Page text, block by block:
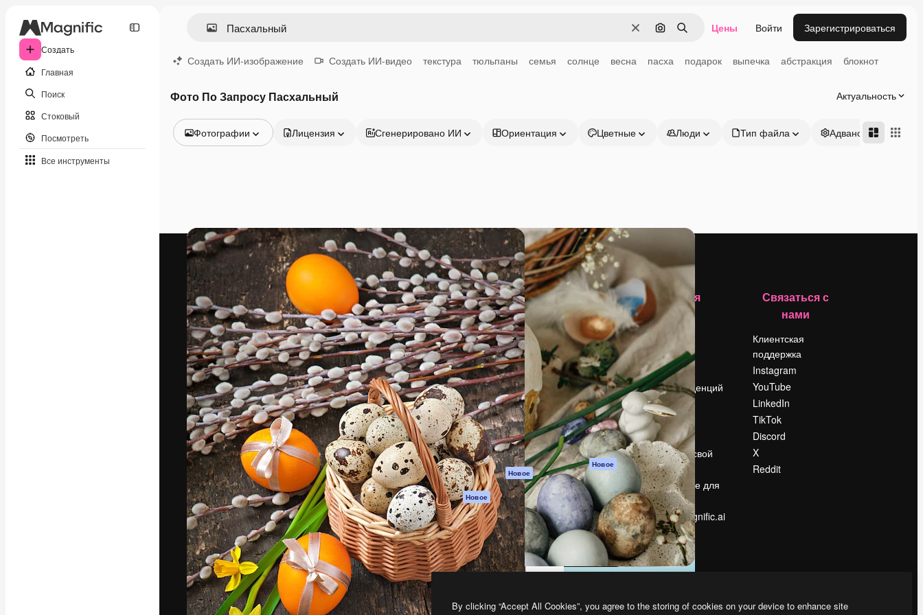
Создать
Главная
Поиск
Стоковый
Посмотреть
Все инструменты
ОчиститьПоиск по изображению
Поиск Цены Войти Зарегистрироваться
Создать ИИ-изображение Создать ИИ-видео текстура тюльпаны семья солнце весна пасха подарок выпечка абстракция блокнот
Фото По Запросу Пасхальный Актуальность
Фотографии
Видео
Видеоролик
Моушн-дизайн
Видеошаблоны
Иконки
3D-модели
Шрифты
Лицензия Сгенерировано ИИ Ориентация Цветные Люди Тип файла Адвансд
Креативная платформа для создания
ваших лучших работ. Более 1 миллиона
подписчиков среди креаторов,
предприятий, агентств и студий.
Pусский
Продукция
Spaces
ИИ-помощник
Генератор
изображений ИИ
Генератор видео
ИИ
Генератор голоса
на основе ИИ
Стоковый контент
MCP для
Claude/ChatGPT
Новое
Агенты Новое
API
Мобильное
приложение
Все инструменты
Magnific
Начать
Academy
Документация по
Пакету ИИ
Служба
поддержки
Условия и
положения
Политика
конфиденциальности
Оригиналы Новое
Политика файлов
cookie
Центр доверия
Партнеры
Предприятие
Компания
Цены
О нас
Reviews
Вакансии
Поиск тенденций
Блог
События
Slidesgo
Продайте свой
контент
Помещение для
прессы
Ищете magnific.ai
Связаться с
нами
Клиентская
поддержка
Instagram
YouTube
LinkedIn
TikTok
Discord
X
Reddit
By clicking “Accept All Cookies”, you agree to the storing of cookies on your device to enhance site